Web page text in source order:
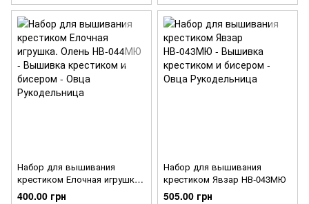
Набор для вышивания
крестиком Елочная игрушка.
Олень НВ-044МЮ
400.00 грн
Набор для вышивания
крестиком Явзар НВ-043МЮ
505.00 грн